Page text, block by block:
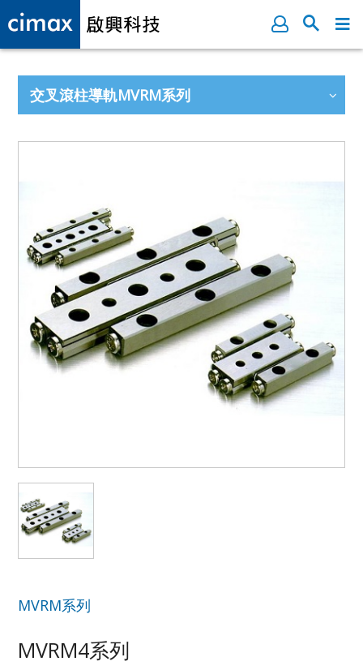
交叉滾柱導軌MVRM系列
MVRM系列
MVRM4系列